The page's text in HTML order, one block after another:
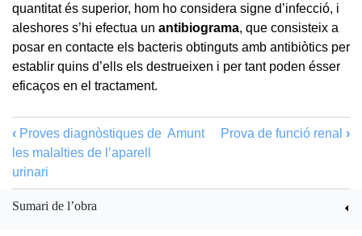
quantitat és superior, hom ho considera signe d’infecció, i
aleshores s’hi efectua un antibiograma, que consisteix a
posar en contacte els bacteris obtinguts amb antibiòtics per
establir quins d’ells els destrueixen i per tant poden ésser
eficaços en el tractament.
‹ Proves diagnòstiques de
les malalties de l’aparell
urinari
Amunt Prova de funció renal ›
Sumari de l’obra